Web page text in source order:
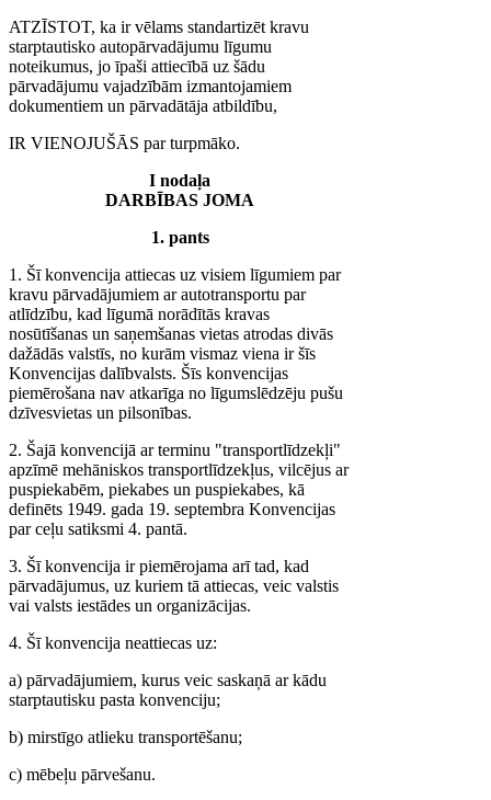
ATZĪSTOT, ka ir vēlams standartizēt kravu
starptautisko autopārvadājumu līgumu
noteikumus, jo īpaši attiecībā uz šādu
pārvadājumu vajadzībām izmantojamiem
dokumentiem un pārvadātāja atbildību,
IR VIENOJUŠĀS par turpmāko.
I nodaļa
DARBĪBAS JOMA
1. pants
1. Šī konvencija attiecas uz visiem līgumiem par
kravu pārvadājumiem ar autotransportu par
atlīdzību, kad līgumā norādītās kravas
nosūtīšanas un saņemšanas vietas atrodas divās
dažādās valstīs, no kurām vismaz viena ir šīs
Konvencijas dalībvalsts. Šīs konvencijas
piemērošana nav atkarīga no līgumslēdzēju pušu
dzīvesvietas un pilsonības.
2. Šajā konvencijā ar terminu "transportlīdzekļi"
apzīmē mehāniskos transportlīdzekļus, vilcējus ar
puspiekabēm, piekabes un puspiekabes, kā
definēts 1949. gada 19. septembra Konvencijas
par ceļu satiksmi 4. pantā.
3. Šī konvencija ir piemērojama arī tad, kad
pārvadājumus, uz kuriem tā attiecas, veic valstis
vai valsts iestādes un organizācijas.
4. Šī konvencija neattiecas uz:
a) pārvadājumiem, kurus veic saskaņā ar kādu
starptautisku pasta konvenciju;
b) mirstīgo atlieku transportēšanu;
c) mēbeļu pārvešanu.